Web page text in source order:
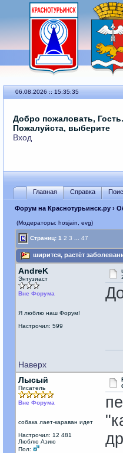
06.08.2026 :: 15:35:35
Добро пожаловать, Гость.
Пожалуйста, выберите
Вход
Главная Справка
Форум на Краснотурьинск.ру›
(Модераторы: hosjain, evg)
Страниц: 1 2 3 47
ширится, растёт
AndreK
Энтузиаст
Вне Форума
Я люблю наш Форум!
Настрочил: 599
Наверх
Лысый
Писатель
Вне Форума
собака лает-караван идет
Настрочил: 12 481
Люблю Азию
Пол: